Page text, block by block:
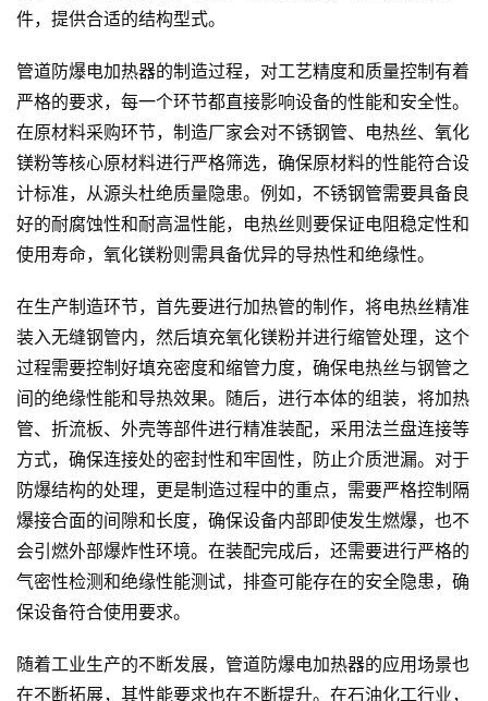
件，提供合适的结构型式。
管道防爆电加热器的制造过程，对工艺精度和质量控制有着
严格的要求，每一个环节都直接影响设备的性能和安全性。
在原材料采购环节，制造厂家会对不锈钢管、电热丝、氧化
镁粉等核心原材料进行严格筛选，确保原材料的性能符合设
计标准，从源头杜绝质量隐患。例如，不锈钢管需要具备良
好的耐腐蚀性和耐高温性能，电热丝则要保证电阻稳定性和
使用寿命，氧化镁粉则需具备优异的导热性和绝缘性。
在生产制造环节，首先要进行加热管的制作，将电热丝精准
装入无缝钢管内，然后填充氧化镁粉并进行缩管处理，这个
过程需要控制好填充密度和缩管力度，确保电热丝与钢管之
间的绝缘性能和导热效果。随后，进行本体的组装，将加热
管、折流板、外壳等部件进行精准装配，采用法兰盘连接等
方式，确保连接处的密封性和牢固性，防止介质泄漏。对于
防爆结构的处理，更是制造过程中的重点，需要严格控制隔
爆接合面的间隙和长度，确保设备内部即使发生燃爆，也不
会引燃外部爆炸性环境。在装配完成后，还需要进行严格的
气密性检测和绝缘性能测试，排查可能存在的安全隐患，确
保设备符合使用要求。
随着工业生产的不断发展，管道防爆电加热器的应用场景也
在不断拓展，其性能要求也在不断提升。在石油化工行业，